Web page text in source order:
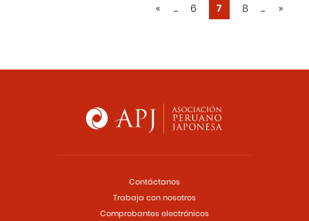
« ... 6 7 8 ... »
Contáctanos
Trabaja con nosotros
Comprobantes electrónicos